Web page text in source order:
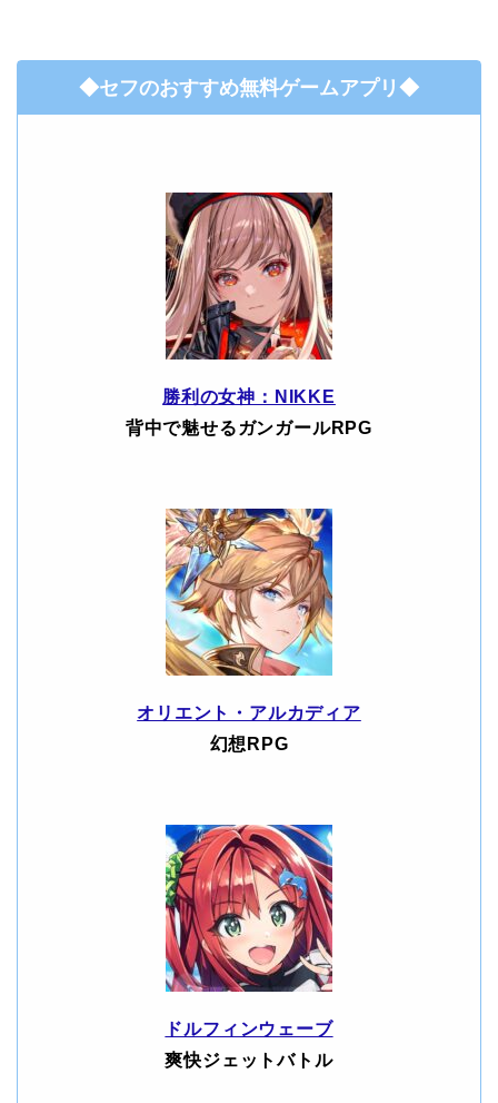
◆セフのおすすめ無料ゲームアプリ◆
勝利の女神：NIKKE
背中で魅せるガンガールRPG
オリエント・アルカディア
幻想RPG
ドルフィンウェーブ
爽快ジェットバトル